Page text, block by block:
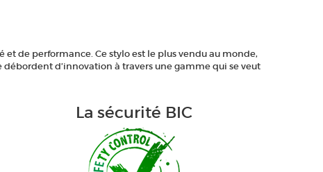
de performance. Ce stylo est le plus vendu au monde,
d’innovation à travers une gamme qui se veut
La sécurité BIC